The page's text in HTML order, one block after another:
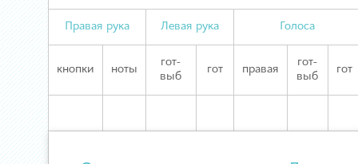
Правая рука Левая рука Голоса
кнопки ноты
гот-
выб
гот правая
гот-
выб
гот